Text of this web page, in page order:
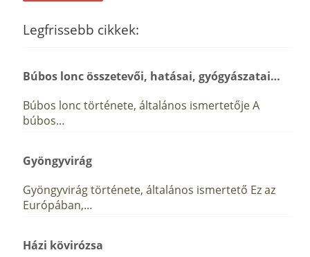
Legfrissebb cikkek:
Búbos lonc összetevői, hatásai, gyógyászatai…
Búbos lonc története, általános ismertetője A
búbos…
Gyöngyvirág
Gyöngyvirág története, általános ismertető Ez az
Európában,…
Házi kövirózsa